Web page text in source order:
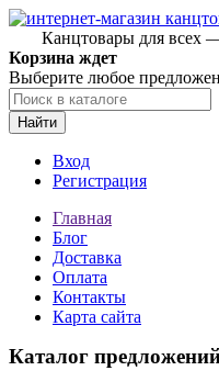
Канцтовары для всех
Корзина ждет
Выберите любое
Найти
Вход
Регистрация
Главная
Блог
Доставка
Оплата
Контакты
Карта сайта
Каталог